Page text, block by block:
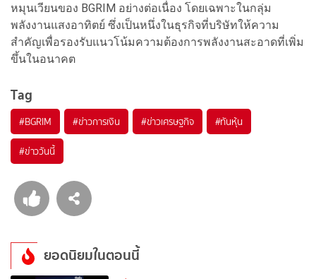
หมุนเวียนของ BGRIM อย่างต่อเนื่อง โดยเฉพาะในกลุ่ม
พลังงานแสงอาทิตย์ ซึ่งเป็นหนึ่งในธุรกิจที่บริษัทให้ความ
สำคัญเพื่อรองรับแนวโน้มความต้องการพลังงานสะอาดที่เพิ่ม
ขึ้นในอนาคต
Tag
#BGRIM #ข่าวการเงิน #ข่าวเศรษฐกิจ #ทันหุ้น
#ข่าววันนี้
ยอดนิยมในตอนนี้